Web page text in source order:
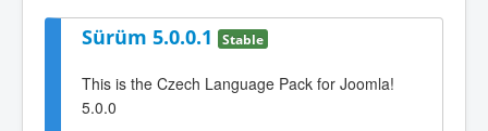
Sürüm 5.0.0.1 Stable
This is the Czech Language Pack for Joomla!
5.0.0